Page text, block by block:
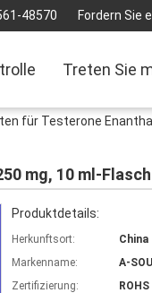
48570 Fordern Sie
Treten Sie
für Testerone
mg, 10 ml-
Produktdetails:
Herkunftsort:
China
Markenname:
A-
Zertifizierung:
ROHS